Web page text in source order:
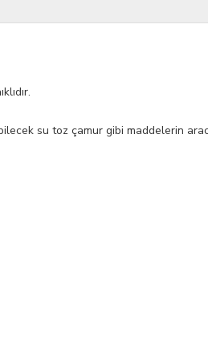
su toz çamur gibi maddelerin